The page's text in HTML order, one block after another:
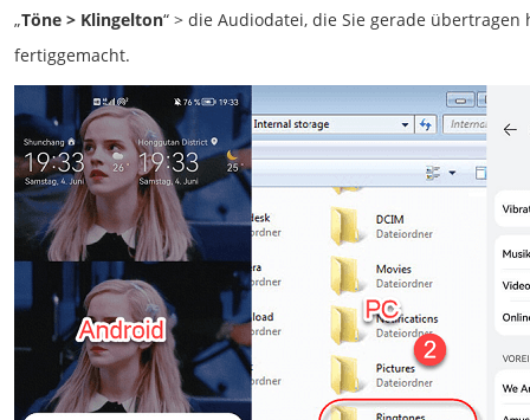
„Töne > Klingelton“ > die Audiodatei, die Sie gerade übertragen
fertiggemacht.